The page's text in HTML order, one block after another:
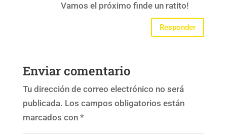
Vamos el próximo finde un ratito!
Responder
Enviar comentario
Tu dirección de correo electrónico no será
publicada. Los campos obligatorios están
marcados con *